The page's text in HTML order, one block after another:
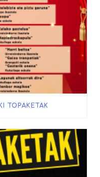
TOPAKETAK